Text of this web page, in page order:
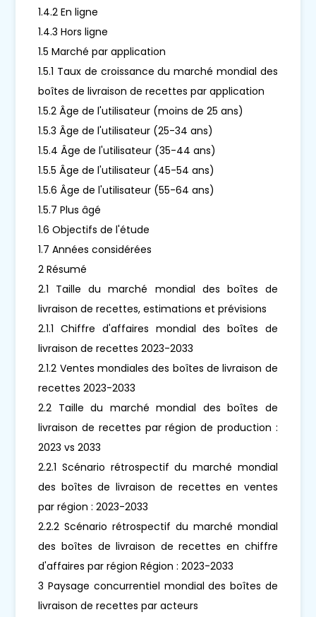
1.4.2 En ligne
1.4.3 Hors ligne
1.5 Marché par application
1.5.1 Taux de croissance du marché mondial des
boîtes de livraison de recettes par application
1.5.2 Âge de l'utilisateur (moins de 25 ans)
1.5.3 Âge de l'utilisateur (25-34 ans)
1.5.4 Âge de l'utilisateur (35-44 ans)
1.5.5 Âge de l'utilisateur (45-54 ans)
1.5.6 Âge de l'utilisateur (55-64 ans)
1.5.7 Plus âgé
1.6 Objectifs de l'étude
1.7 Années considérées
2 Résumé
2.1 Taille du marché mondial des boîtes de
livraison de recettes, estimations et prévisions
2.1.1 Chiffre d'affaires mondial des boîtes de
livraison de recettes 2023-2033
2.1.2 Ventes mondiales des boîtes de livraison de
recettes 2023-2033
2.2 Taille du marché mondial des boîtes de
livraison de recettes par région de production :
2023 vs 2033
2.2.1 Scénario rétrospectif du marché mondial
des boîtes de livraison de recettes en ventes
par région : 2023-2033
2.2.2 Scénario rétrospectif du marché mondial
des boîtes de livraison de recettes en chiffre
d'affaires par région Région : 2023-2033
3 Paysage concurrentiel mondial des boîtes de
livraison de recettes par acteurs